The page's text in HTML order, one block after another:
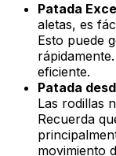
Patada
aletas, es
Esto puede
eficiente.
Patada
Las rodillas
Recuerda
movimiento